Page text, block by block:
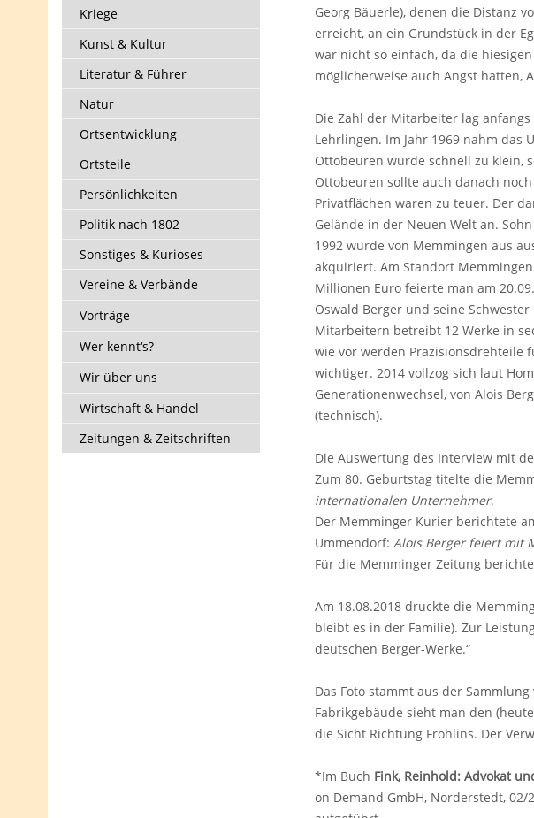
Kriege
Kunst & Kultur
Literatur & Führer
Natur
Ortsentwicklung
Ortsteile
Persönlichkeiten
Politik nach 1802
Sonstiges & Kurioses
Vereine & Verbände
Vorträge
Wer kennt‘s?
Wir über uns
Wirtschaft & Handel
Zeitungen & Zeitschriften
Georg Bäuerle), denen die Distanz
erreicht, an ein Grundstück in der
war nicht so einfach, da die
möglicherweise auch Angst hatten,
Die Zahl der Mitarbeiter lag
Lehrlingen. Im Jahr 1969 nahm
Ottobeuren wurde schnell zu klein,
Ottobeuren sollte auch danach
Privatflächen waren zu teuer. Der
Gelände in der Neuen Welt an.
1992 wurde von Memmingen aus
akquiriert. Am Standort
Millionen Euro feierte man am
Oswald Berger und seine
Mitarbeitern betreibt 12 Werke in
wie vor werden Präzisionsdrehteile
wichtiger. 2014 vollzog sich laut
Generationenwechsel, von Alois
(technisch).
Die Auswertung des Interview mit
Zum 80. Geburtstag titelte die
internationalen Unternehmer.
Der Memminger Kurier berichtete
Ummendorf: Alois Berger feiert mit
Für die Memminger Zeitung
Am 18.08.2018 druckte die
bleibt es in der Familie). Zur
deutschen Berger-Werke.“
Das Foto stammt aus der
Fabrikgebäude sieht man den
die Sicht Richtung Fröhlins. Der
*Im Buch Fink, Reinhold: Advokat
on Demand GmbH, Norderstedt, 02/